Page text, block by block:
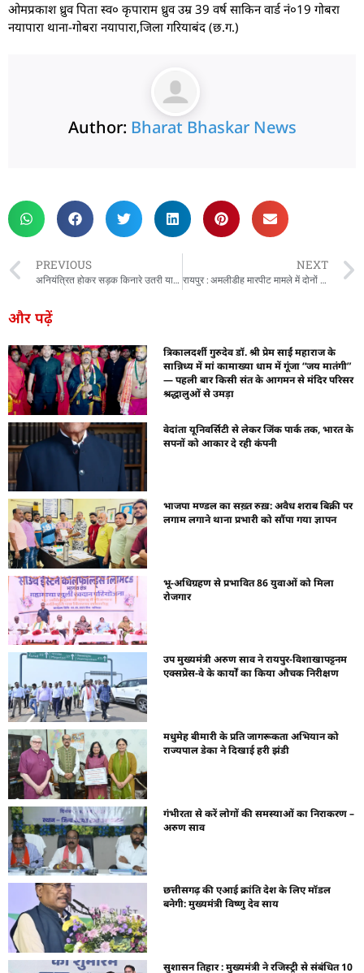
ओमप्रकाश ध्रुव पिता स्व० कृपाराम ध्रुव उम्र 39 वर्ष साकिन वार्ड नं०19 गोबरा
नयापारा थाना-गोबरा नयापारा,जिला गरियाबंद (छ.ग.)
Author: Bharat Bhaskar News
PREVIOUS
अनियंत्रित होकर सड़क किनारे उतरी यात्रियों से भरी बस, बड़ा हादसा टला
NEXT
रायपुर : अमलीडीह मारपीट मामले में दोनों पक्ष के खिलाफ कार्रवाई कर सकती है पुलिस
और पढ़ें
त्रिकालदर्शी गुरुदेव डॉ. श्री प्रेम साईं महाराज के
सान्निध्य में मां कामाख्या धाम में गूंजा “जय मातंगी”
— पहली बार किसी संत के आगमन से मंदिर परिसर
श्रद्धालुओं से उमड़ा
वेदांता यूनिवर्सिटी से लेकर जिंक पार्क तक, भारत के
सपनों को आकार दे रही कंपनी
भाजपा मण्डल का सख़्त रुख़: अवैध शराब बिक्री पर
लगाम लगाने थाना प्रभारी को सौंपा गया ज्ञापन
भू-अधिग्रहण से प्रभावित 86 युवाओं को मिला
रोजगार
उप मुख्यमंत्री अरुण साव ने रायपुर-विशाखापट्टनम
एक्सप्रेस-वे के कार्यों का किया औचक निरीक्षण
मधुमेह बीमारी के प्रति जागरूकता अभियान को
राज्यपाल डेका ने दिखाई हरी झंडी
गंभीरता से करें लोगों की समस्याओं का निराकरण –
अरुण साव
छत्तीसगढ़ की एआई क्रांति देश के लिए मॉडल
बनेगी: मुख्यमंत्री विष्णु देव साय
सुशासन तिहार : मुख्यमंत्री ने रजिस्ट्री से संबंधित 10